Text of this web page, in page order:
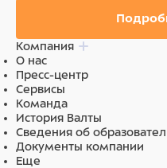
этилгексилглицерин,
Компания
О нас
Пресс-центр
Сервисы
Команда
История Валты
Сведения об
Документы компании
Еще